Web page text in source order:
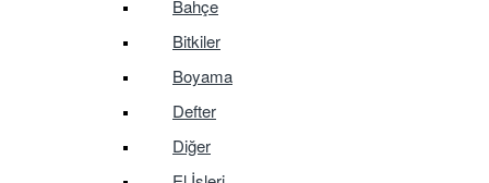
Bahçe
Bitkiler
Boyama
Defter
Diğer